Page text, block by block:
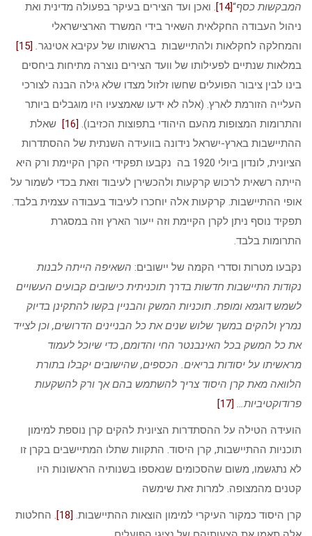
המבקשות כסף“
[14]
. ואכן ועד הצירים בעיקר בפעולה מדינית ואת
ניהול העבודה החקלאית השאיר בידי המשרד הארצישראלי
והמחלקה לחקלאות ולהתיישבות בראשותו של עקיבא אטינגר.
[15]
במלאות שנתיים לפעילותו של וועד הצירים נוצרה מתיחות ביחסים
בינו לבין ציבור הפועלים שחשו זלזול מצדו שלא גילה הבנה לצורכי
העלייה הזורמת לארץ. (אלה לא ידעו שאמצעיו היו מוגבלים ביותר
והתרומות המצופות מהעם היהודי בתפוצות הכזיבו). [16]
שאלת
ההתיישבות בארץ-ישראל נידונה בוועידה השנתית של ההסתדרות
הציונית, לונדון ביולי 1920 בה נקבעו תפקידי הקרן הקיימת ורק היא
הייתה רשאית לרכוש קרקעות ולהכשירן לעיבוד וזאת בכדי לשמור על
אופי ההתיישבות. קרקעות אלה יוחכרו לעיבוד בעבודה עצמית בלבד.
תפקיד נוסף ניתן לקרן הקיימת וזה ייעור הארץ וזה במסגרת
התרומות בלבד.
נקבעו מטרות וסדרי הקמה של יישובים: השאיפה הייתה לבנות
נקודות התיישבות חדשות בדרך תוכניתית כישובים קבועים העשויים
לשמש דוגמא ומופת. תוכניות המשק והבניין בקשו להתקינן בדיוק
נמרץ ולהקים במשך שלוש שנים את כל הבניינים הדרושים, וכן לצייד
את כל המשק בכל האינבנטר החי והדומם, כדי שיוכל לעמוד
מראשיתו על יסודות בריאים. הכספים, שהישובים יקבלו בתורת
הלוואה מאת קרן היסוד צריך להשתמש בהם אך ורק להשקעות
פרודוקטיביות… [17]
הועידה הטילה על ההסתדרות הציונית להקים קרן נוספת למימון
תוכניות ההתיישבות, קרן היסוד. התקוות שתלו המתיישבים בקרן זו
לא נתגשמו, משום שהסכומים שנאספו בשנותיה הראשונות היו
קטנים מהמצופה. למרות זאת שימשה
קרן היסוד כמקור העיקרי למימון הוצאות ההתיישבות. [18]
. החלטות